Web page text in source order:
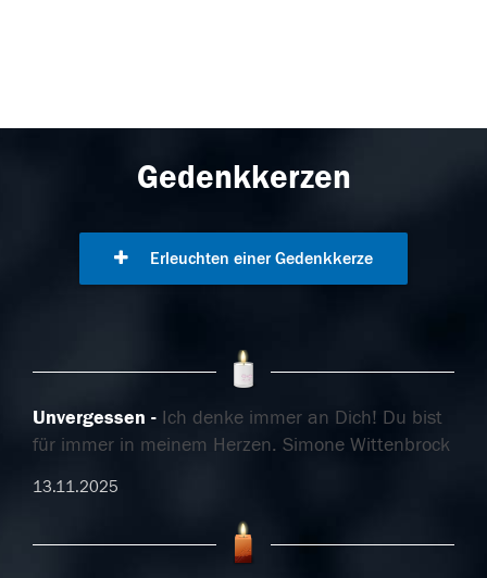
Gedenkkerzen
Erleuchten einer Gedenkkerze
Unvergessen
Ich denke immer an Dich! Du bist
für immer in meinem Herzen. Simone Wittenbrock
13.11.2025